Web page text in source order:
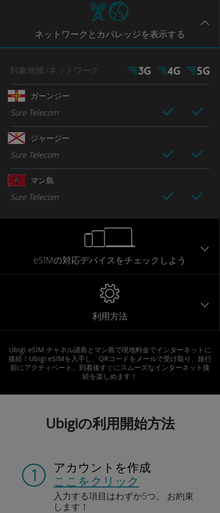
ネットワークとカバレッジを表示する
対象地域 /ネットワーク
ガーンジー
Sure Telecom
ジャージー
Sure Telecom
マン島
Sure Telecom
eSIMの対応デバイスをチェックしよう
利用方法
Ubigi eSIM チャネル諸島とマン島で現地料金でインターネットに
接続！Ubigi eSIMを入手し、QRコードをメールで受け取り、旅行
前にアクティベート。到着後すぐにスムーズなインターネット接
続を楽しめます！
Ubigiの利用開始方法
アカウントを作成
ここをクリック
入力する項目はわずか5つ。
お約束
します！